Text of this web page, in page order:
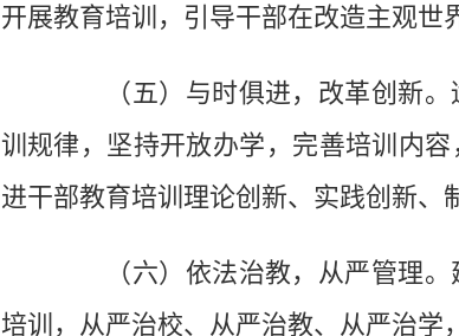
开展教育培训，引导干部在改造主观世
（五）与时俱进，改革创新。
训规律，坚持开放办学，完善培训内
进干部教育培训理论创新、实践创新、
（六）依法治教，从严管理。
培训，从严治校、从严治教、从严治学